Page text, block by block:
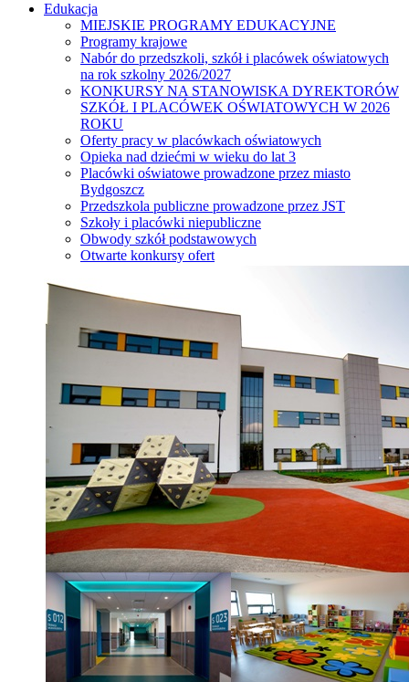
Edukacja
MIEJSKIE PROGRAMY EDUKACYJNE
Programy krajowe
Nabór do przedszkoli, szkół i placówek oświatowych
na rok szkolny 2026/2027
KONKURSY NA STANOWISKA DYREKTORÓW
SZKÓŁ I PLACÓWEK OŚWIATOWYCH W 2026
ROKU
Oferty pracy w placówkach oświatowych
Opieka nad dziećmi w wieku do lat 3
Placówki oświatowe prowadzone przez miasto
Bydgoszcz
Przedszkola publiczne prowadzone przez JST
Szkoły i placówki niepubliczne
Obwody szkół podstawowych
Otwarte konkursy ofert